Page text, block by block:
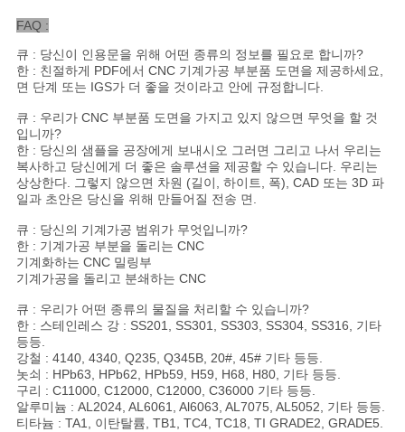
FAQ :
큐 : 당신이 인용문을 위해 어떤 종류의 정보를 필요로 합니까?
한 : 친절하게 PDF에서 CNC 기계가공 부분품 도면을 제공하세요,
면 단계 또는 IGS가 더 좋을 것이라고 안에 규정합니다.
큐 : 우리가 CNC 부분품 도면을 가지고 있지 않으면 무엇을 할 것
입니까?
한 : 당신의 샘플을 공장에게 보내시오 그러면 그리고 나서 우리는
복사하고 당신에게 더 좋은 솔루션을 제공할 수 있습니다. 우리는
상상한다. 그렇지 않으면 차원 (길이, 하이트, 폭), CAD 또는 3D 파
일과 초안은 당신을 위해 만들어질 전송 면.
큐 : 당신의 기계가공 범위가 무엇입니까?
한 : 기계가공 부분을 돌리는 CNC
기계화하는 CNC 밀링부
기계가공을 돌리고 분쇄하는 CNC
큐 : 우리가 어떤 종류의 물질을 처리할 수 있습니까?
한 : 스테인레스 강 : SS201, SS301, SS303, SS304, SS316, 기타
등등.
강철 : 4140, 4340, Q235, Q345B, 20#, 45# 기타 등등.
놋쇠 : HPb63, HPb62, HPb59, H59, H68, H80, 기타 등등.
구리 : C11000, C12000, C12000, C36000 기타 등등.
알루미늄 : AL2024, AL6061, Al6063, AL7075, AL5052, 기타 등등.
티타늄 : TA1, 이탄탈륨, TB1, TC4, TC18, TI GRADE2, GRADE5.